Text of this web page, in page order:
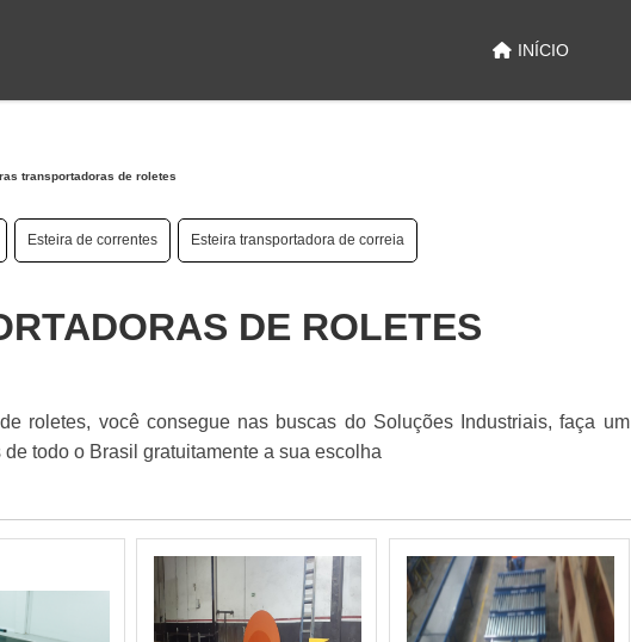
INÍCIO
transportadoras de roletes
Esteira de correntes Esteira transportadora de correia
DE ROLETES
roletes, você consegue nas buscas do Soluções Industriais, faça um
todo o Brasil gratuitamente a sua escolha